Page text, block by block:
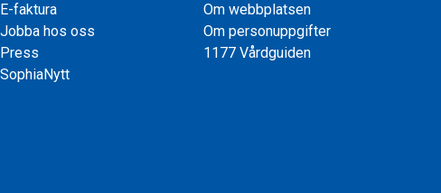
E-faktura
Jobba hos oss
Press
SophiaNytt
Om webbplatsen
Om personuppgifter
1177 Vårdguiden